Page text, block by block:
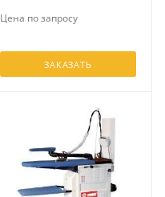
Цена по запросу
ЗАКАЗАТЬ